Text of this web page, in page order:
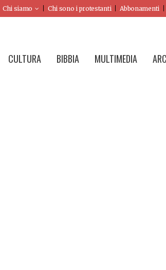
Chi siamo Chi sono i protestanti Abbonamenti
CULTURA BIBBIA MULTIMEDIA